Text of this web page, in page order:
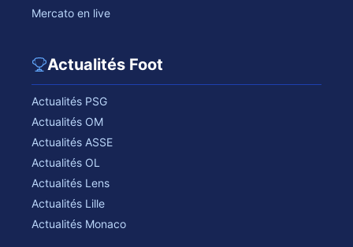
Mercato en live
Actualités Foot
Actualités PSG
Actualités OM
Actualités ASSE
Actualités OL
Actualités Lens
Actualités Lille
Actualités Monaco